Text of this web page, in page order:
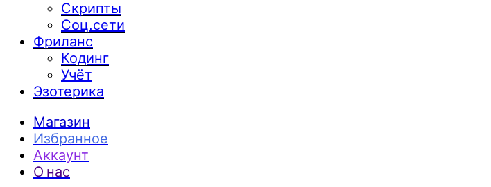
Скрипты
Соц.сети
Фриланс
Кодинг
Учёт
Эзотерика
Магазин
Избранное
Аккаунт
О нас